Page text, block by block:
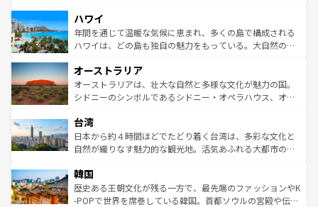
ば市内交通費無料で観光を楽しむこともできる。 なお、新
着のスイス情報はコンテンツ一覧 を参照してほしい。
のような巨大都市は、観光、ショッピング、エンターテイ
ンメントが詰まった刺激的なスポットだ。一方、アメリカ
西部には大自然が広がり、グランドキャニオンやイエロー
部のニューオーリンズでは、音楽と美食が融合した独特の
文化が魅力。旅行者はアメリカの各地域で異なる魅力を楽
しみながら、その多様性と豊かな歴史を感じることができ
ならではの贅沢な旅のスタイルだ。 なお、新着のアメリカ
情報はコンテンツ一覧を参照してほしい。
ハワイ
年間を通じて温暖な気候に恵まれ、多くの島で構成される
ハワイは、どの島も独自の魅力をもっている。大自然の神
ワイ島は見逃せない。また、定番の観光地といえばオアフ
島だが、静かな自然を求めるならマウイ島やカウアイ島が
おすすめ。エメラルドグリーンに輝く海をはじめ、豊かな
れるおもてなしの心で訪れる人々を迎えてくれるハワイの
人々、おいしいローカルフードやハワイアンミュージッ
ク、伝統的なフラダンスなど、すべてがハワイの魅力を彩
ワイを、存分に味わってほしい。 なお、新着のハワイ情報
はコンテンツ一覧を参照してほしい。
オーストラリア
オーストラリアは、壮大な自然と多様な文化が魅力の国。
シドニーのシンボルであるシドニー・オペラハウス、オー
リアリーフや大陸中央部にそびえるウルル（エアーズロッ
ク）、タスマニアの美しい原生林やケアンズの熱帯雨林な
ど、見どころがたくさん。また、カフェやワイン、オージ
いる。アクティビティも充実しており、サーフィンやダイ
ビング、ハイキングなど、アウトドア好きにはたまらな
い。オーストラリアの多彩な魅力を存分に味わいつくそ
台湾
日本から約４時間ほどでたどり着く台湾は、多彩な文化と
自然が織りなす魅力的な観光地。活気あふれる大都市の台
ン）、静ひつな山岳地帯である台湾東部など、都市の喧騒
と山間の静けさが共存しており、訪れる人に新しい発見と
驚きをもたらしてくれる。また、奥深い台湾の食文化も魅
韓国
歴史ある王朝文化が残る一方で、最先端のファッションやK
-POPで世界を席巻している韓国。首都ソウルの宮殿や伝統